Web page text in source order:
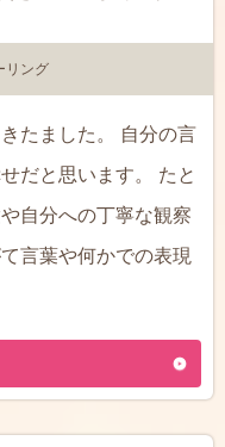
リング
たました。 自分の言
だと思います。 たと
自分への丁寧な観察
言葉や何かでの表現